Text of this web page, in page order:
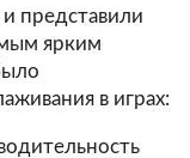
представили
ярким
в играх: